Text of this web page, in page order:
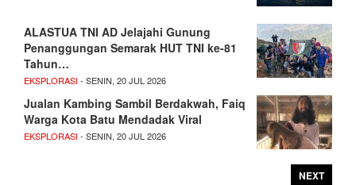
ALASTUA TNI AD Jelajahi Gunung
Penanggungan Semarak HUT TNI ke-81
Tahun…
EKSPLORASI- SENIN, 20 JUL 2026
Jualan Kambing Sambil Berdakwah, Faiq
Warga Kota Batu Mendadak Viral
EKSPLORASI- SENIN, 20 JUL 2026
NEXT